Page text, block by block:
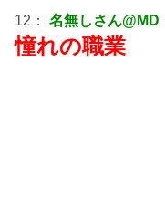
12： 名無しさん@MD
憧れの職業